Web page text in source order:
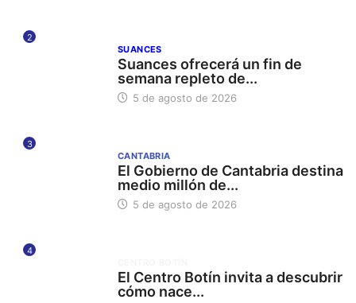
2
SUANCES
Suances ofrecerá un fin de
semana repleto de...
5 de agosto de 2026
3
CANTABRIA
El Gobierno de Cantabria destina
medio millón de...
5 de agosto de 2026
4
El Centro Botín invita a descubrir
cómo nace...